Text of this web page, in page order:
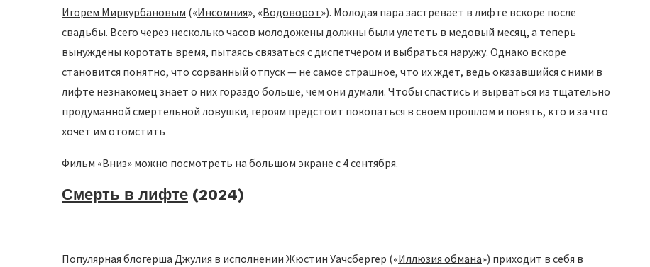
Игорем Миркурбановым («Инсомния», «Водоворот»). Молодая пара застревает в лифте вскоре после
свадьбы. Всего через несколько часов молодожены должны были улететь в медовый месяц, а теперь
вынуждены коротать время, пытаясь связаться с диспетчером и выбраться наружу. Однако вскоре
становится понятно, что сорванный отпуск — не самое страшное, что их ждет, ведь оказавшийся с ними в
лифте незнакомец знает о них гораздо больше, чем они думали. Чтобы спастись и вырваться из тщательно
продуманной смертельной ловушки, героям предстоит покопаться в своем прошлом и понять, кто и за что
хочет им отомстить
Фильм «Вниз» можно посмотреть на большом экране с 4 сентября.
Смерть в лифте (2024)
Популярная блогерша Джулия в исполнении Жюстин Уачсбергер («Иллюзия обмана») приходит в себя в